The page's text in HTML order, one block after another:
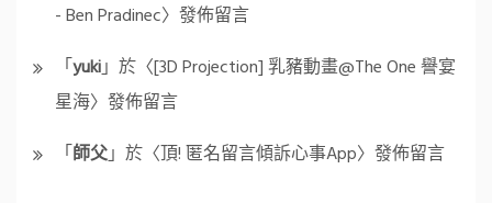
- Ben Pradinec〉發佈留言
「yuki」於〈[3D Projection] 乳豬動畫@The One 譽宴
星海〉發佈留言
「師父」於〈頂! 匿名留言傾訴心事App〉發佈留言